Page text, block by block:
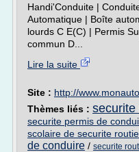
Handi'Conduite |
Automatique | Boîte
lourds C E(C) | Permis
commun D...
Lire la suite
Site : http://
Thèmes liés : securite
securite permis de
scolaire de securite
de conduire / securite